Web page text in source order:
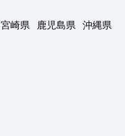
宮崎県 鹿児島県 沖縄県